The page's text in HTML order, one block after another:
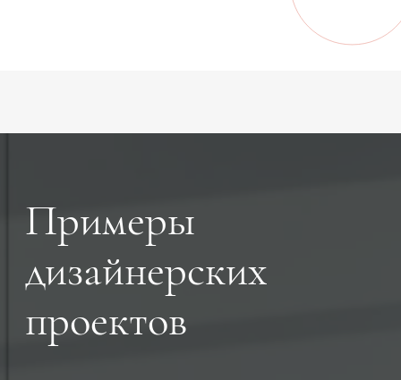
Примеры
дизайнерских
проектов